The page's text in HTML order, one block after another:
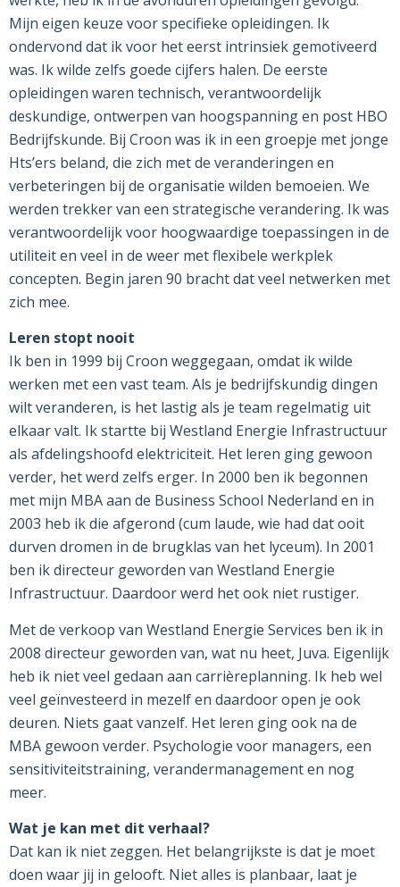
Mijn eigen keuze voor specifieke opleidingen. Ik
ondervond dat ik voor het eerst intrinsiek gemotiveerd
was. Ik wilde zelfs goede cijfers halen. De eerste
opleidingen waren technisch, verantwoordelijk
deskundige, ontwerpen van hoogspanning en post HBO
Bedrijfskunde. Bij Croon was ik in een groepje met jonge
Hts’ers beland, die zich met de veranderingen en
verbeteringen bij de organisatie wilden bemoeien. We
werden trekker van een strategische verandering. Ik was
verantwoordelijk voor hoogwaardige toepassingen in de
utiliteit en veel in de weer met flexibele werkplek
concepten. Begin jaren 90 bracht dat veel netwerken met
zich mee.
Leren stopt nooit
Ik ben in 1999 bij Croon weggegaan, omdat ik wilde
werken met een vast team. Als je bedrijfskundig dingen
wilt veranderen, is het lastig als je team regelmatig uit
elkaar valt. Ik startte bij Westland Energie Infrastructuur
als afdelingshoofd elektriciteit. Het leren ging gewoon
verder, het werd zelfs erger. In 2000 ben ik begonnen
met mijn MBA aan de Business School Nederland en in
2003 heb ik die afgerond (cum laude, wie had dat ooit
durven dromen in de brugklas van het lyceum). In 2001
ben ik directeur geworden van Westland Energie
Infrastructuur. Daardoor werd het ook niet rustiger.
Met de verkoop van Westland Energie Services ben ik in
2008 directeur geworden van, wat nu heet, Juva. Eigenlijk
heb ik niet veel gedaan aan carrièreplanning. Ik heb wel
veel geïnvesteerd in mezelf en daardoor open je ook
deuren. Niets gaat vanzelf. Het leren ging ook na de
MBA gewoon verder. Psychologie voor managers, een
sensitiviteitstraining, verandermanagement en nog
meer.
Wat je kan met dit verhaal?
Dat kan ik niet zeggen. Het belangrijkste is dat je moet
doen waar jij in gelooft. Niet alles is planbaar, laat je